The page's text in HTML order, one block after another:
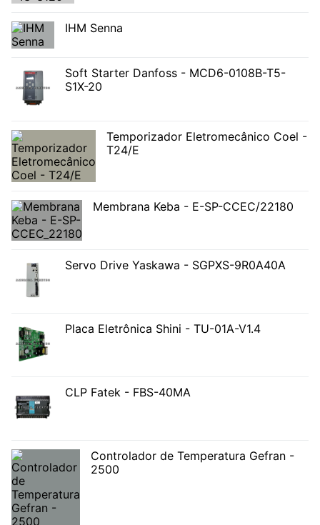
IHM Senna
Soft Starter Danfoss - MCD6-0108B-T5-
S1X-20
Temporizador Eletromecânico Coel -
T24/E
Membrana Keba - E-SP-CCEC/22180
Servo Drive Yaskawa - SGPXS-9R0A40A
Placa Eletrônica Shini - TU-01A-V1.4
CLP Fatek - FBS-40MA
Controlador de Temperatura Gefran -
2500